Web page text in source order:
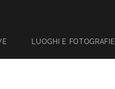
LUOGHI E FOTOGRAFIE